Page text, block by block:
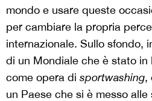
mondo e usare queste
per cambiare la propria
internazionale. Sullo sfondo,
di un Mondiale che è stato in
come opera di sportwashing,
un Paese che si è messo